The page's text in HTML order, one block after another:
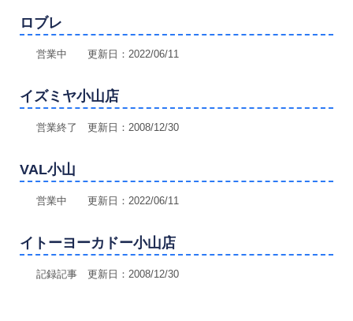
ロブレ
営業中 更新日：2022/06/11
イズミヤ小山店
営業終了 更新日：2008/12/30
VAL小山
営業中 更新日：2022/06/11
イトーヨーカドー小山店
記録記事 更新日：2008/12/30